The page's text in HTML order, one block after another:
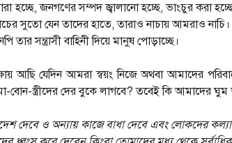
হচ্ছে, জনগণের সম্পদ জ্বালানো হচ্ছে, ভাংচুর করা
সুতো যেন তাদের হাতে, তারাও নাচায় আমরাও
তার সন্ত্রাসী বাহিনী দিয়ে মানুষ পোড়াচ্ছে।
আছি যেদিন আমরা স্বয়ং নিজে অথবা আমাদের
স্ত্রীদের দের বুকে লাগবে? তবেই কি আমাদের
দেবে ও অন্যায় কাজে বাধা দেবে এবং লোকদের